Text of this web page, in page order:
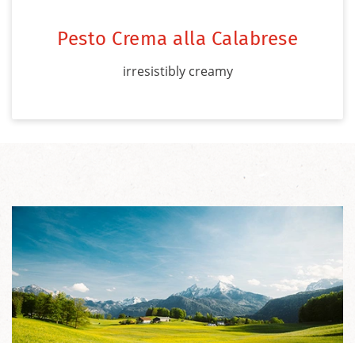
Pesto Crema alla Calabrese
irresistibly creamy